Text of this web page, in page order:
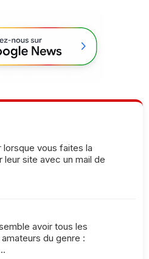
lorsque vous faites la
leur site avec un mail de
avoir tous les
du genre :